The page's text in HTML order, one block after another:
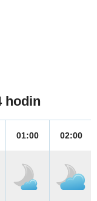
hodin
01:00 02:00